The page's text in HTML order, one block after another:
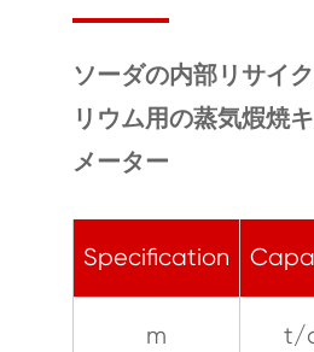
ソーダの内部リサイ
リウム用の蒸気煆焼
メーター
Specification
m t/